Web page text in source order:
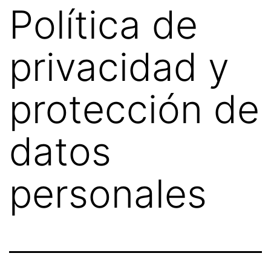
Política de
privacidad y
protección de
datos
personales